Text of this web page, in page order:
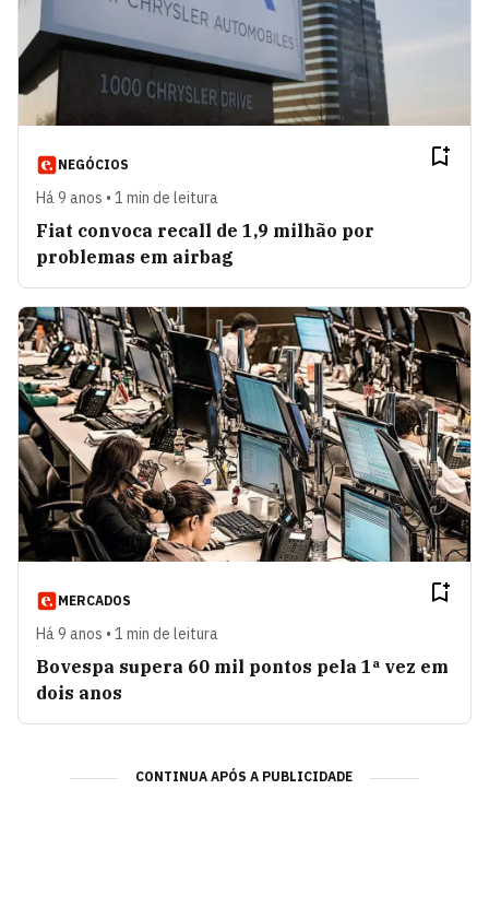
NEGÓCIOS
Há 9 anos • 1 min de leitura
Fiat convoca recall de 1,9 milhão por
problemas em airbag
MERCADOS
Há 9 anos • 1 min de leitura
Bovespa supera 60 mil pontos pela 1ª vez em
dois anos
CONTINUA APÓS A PUBLICIDADE